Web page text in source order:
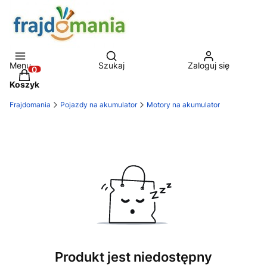
Menu
Otwórz wyszukiwarkę
Szukaj Zaloguj się
Produkty w koszyku: 0. Zobacz szczegóły
Koszyk
Frajdomania Pojazdy na akumulator Motory na akumulator
Produkt jest niedostępny